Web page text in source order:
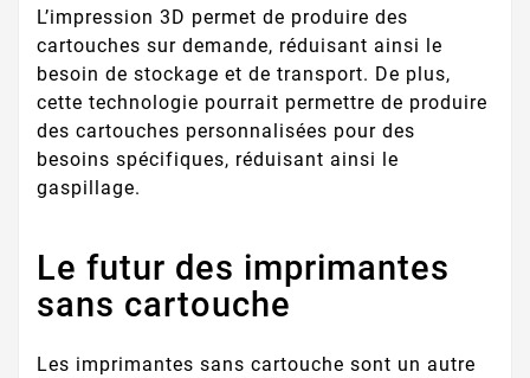
L’impression 3D permet de produire des
cartouches sur demande, réduisant ainsi le
besoin de stockage et de transport. De plus,
cette technologie pourrait permettre de produire
des cartouches personnalisées pour des
besoins spécifiques, réduisant ainsi le
gaspillage.
Le futur des imprimantes
sans cartouche
Les imprimantes sans cartouche sont un autre